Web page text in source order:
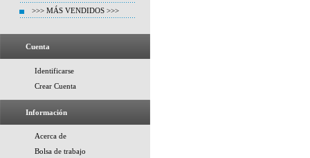
>>> MÁS VENDIDOS >>>
Cuenta
Identificarse
Crear Cuenta
Información
Acerca de
Bolsa de trabajo